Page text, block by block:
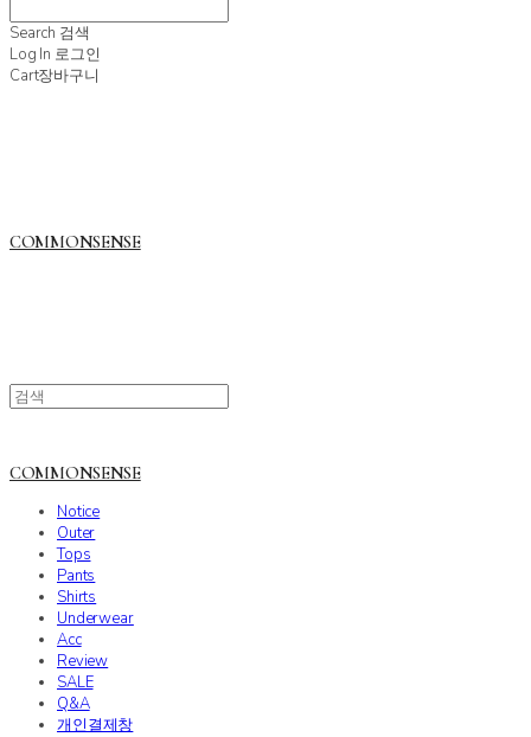
Search 검색
Log In 로그인
Cart장바구니
COMMONSENSE
COMMONSENSE
Notice
Outer
Tops
Pants
Shirts
Underwear
Acc
Review
SALE
Q&A
개인결제창